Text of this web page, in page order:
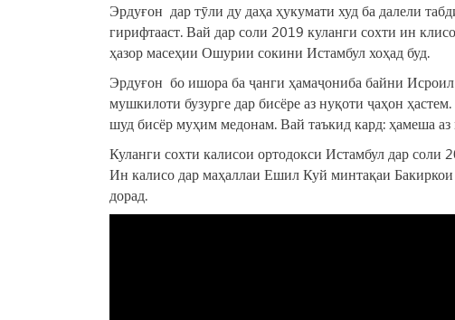
Эрдуғон дар тӯли ду даҳа ҳукумати худ ба далели
гирифтааст. Вай дар соли 2019 куланги сохти ин
ҳазор масеҳии Ошурии сокини Истамбул хоҳад буд.
Эрдуғон бо ишора ба ҷанги ҳамаҷониба байни
мушкилоти бузурге дар бисёре аз нуқоти ҷаҳон
шуд бисёр муҳим медонам. Вай таъкид кард: ҳамеша
Куланги сохти калисои ортодокси Истамбул дар
Ин калисо дар маҳаллаи Ешил Куй минтақаи
дорад.